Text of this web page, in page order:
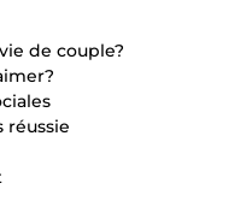
de couple?
réussie